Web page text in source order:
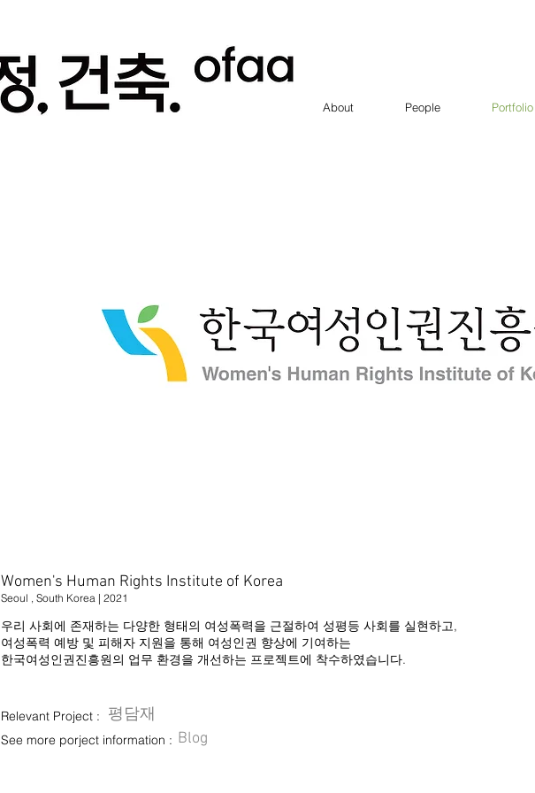
About People Portfolio
Blog
Women's Human Rights Institute of Korea
Seoul , South Korea | 2021
우리 사회에 존재하는 다양한 형태의 여성폭력을 근절하여 성평등 사회를 실현하고,
여성폭력 예방 및 피해자 지원을 통해 여성인권 향상에 기여하는
​한국여성인권진흥원의 업무 환경을 개선하는 프로젝트에 착수하였습니다.
Relevant Project :
See more porject information :
평담재